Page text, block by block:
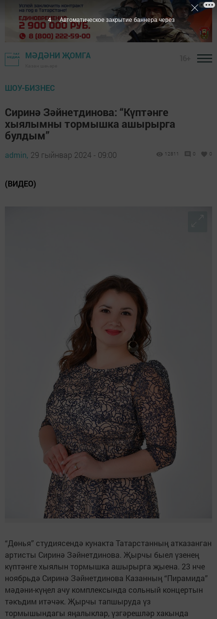
МӘДӘНИ ҖОМГА
ШОУ-БИЗНЕС
Сиринә Зәйнетдинова: “Күптәнге
хыялымны тормышка ашырырга
булдым”
admin, 29 гыйнвар 2024 - 09:00 12811 0 0
(ВИДЕО)
“Дөнья” студиясендә кунакта Татарстанның атказанган
артисты Сиринә Зәйнетдинова. Җырчы быел үзенең
күптәнге хыялын тормышка ашырырга җыена. 23 нче
ноябрьдә Сиринә Зәйнетдинова Казанның “Пирамида”
мәдәни-күңел ачу комплексында сольный концертын
тәкъдим итәчәк. Җырчы тапшыруда үз
тормышындагы яңалыклар, үзгәрешләр хакында
3 Автоматическое закрытие баннера через